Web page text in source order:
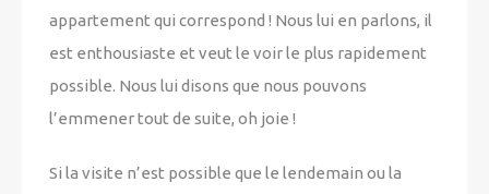
appartement qui correspond ! Nous lui en parlons, il
est enthousiaste et veut le voir le plus rapidement
possible. Nous lui disons que nous pouvons
l’emmener tout de suite, oh joie !
Si la visite n’est possible que le lendemain ou la